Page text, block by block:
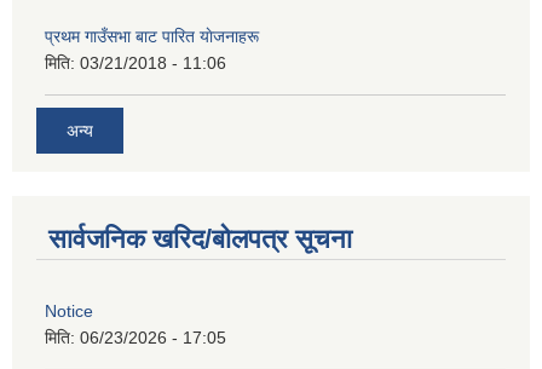
प्रथम गाउँसभा बाट पारित याेजनाहरू
मिति: 03/21/2018 - 11:06
अन्य
सार्वजनिक खरिद/बोलपत्र सूचना
Notice
मिति: 06/23/2026 - 17:05